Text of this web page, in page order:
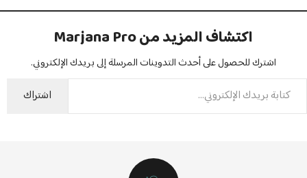
اكتشاف المزيد من Marjana Pro
اشترك للحصول على أحدث التدوينات المرسلة إلى بريدك الإلكتروني.
اشتراك